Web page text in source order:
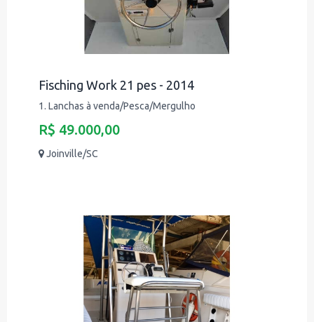
Fisching Work 21 pes - 2014
1. Lanchas à venda/Pesca/Mergulho
R$ 49.000,00
Joinville/SC